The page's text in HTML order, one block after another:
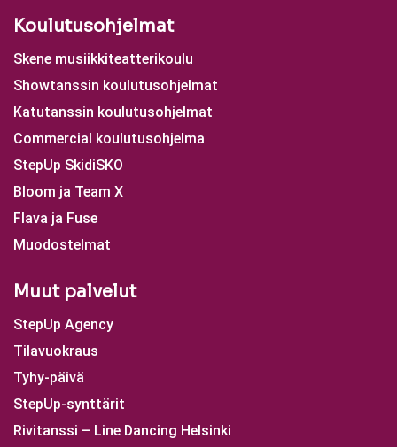
Koulutusohjelmat
Skene musiikkiteatterikoulu
Showtanssin koulutusohjelmat
Katutanssin koulutusohjelmat
Commercial koulutusohjelma
StepUp SkidiSKO
Bloom ja Team X
Flava ja Fuse
Muodostelmat
Muut palvelut
StepUp Agency
Tilavuokraus
Tyhy-päivä
StepUp-synttärit
Rivitanssi – Line Dancing Helsinki